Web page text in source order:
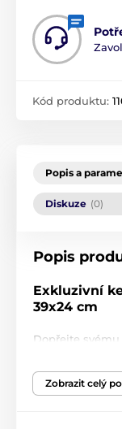
Kód produktu:
Popis a
Diskuze (0)
Popis
Exkluzivní
39x24 cm
Dopřejte
designovým
Její unikátní
Zobrazit celý